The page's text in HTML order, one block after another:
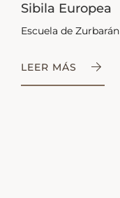
LEER MÁS
Sibila Europea
Escuela de Zurbarán